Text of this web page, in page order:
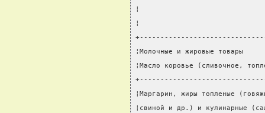
¦
¦
¦Молочные и жировые
¦Масло коровье
¦Маргарин, жиры
¦свиной и др.) и